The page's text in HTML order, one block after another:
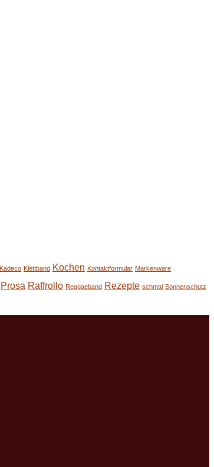
Kadeco Klettband Kochen Kontaktformular Markenware
Prosa Raffrollo Reggaeband Rezepte schmal Sonnenschutz